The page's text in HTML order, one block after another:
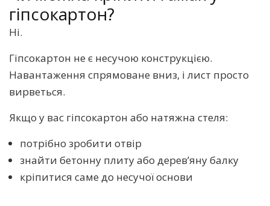
гіпсокартон?
Ні.
Гіпсокартон не є несучою конструкцією.
Навантаження спрямоване вниз, і лист просто
вирветься.
Якщо у вас гіпсокартон або натяжна стеля:
потрібно зробити отвір
знайти бетонну плиту або дерев’яну балку
кріпитися саме до несучої основи